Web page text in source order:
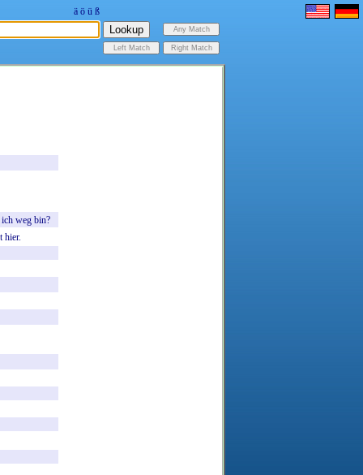
ä ö ü ß
ich weg bin?
hier.